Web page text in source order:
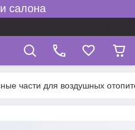
салона
части для воздушных